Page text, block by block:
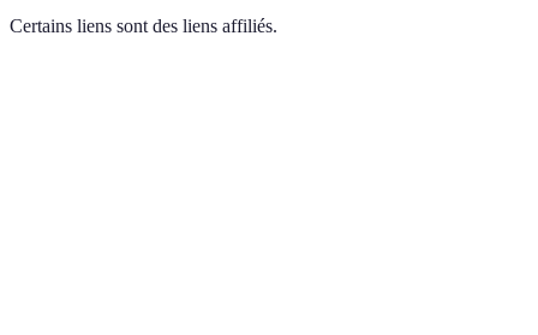
Certains liens sont des liens affiliés.